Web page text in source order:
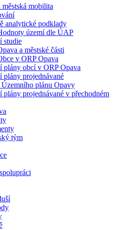
mobilita
analytické podklady
území dle ÚAP
studie
a městské části
v ORP Opava
plány obcí v ORP Opava
plány projednávané
plánu Opavy
plány projednávané v přechodném
tým